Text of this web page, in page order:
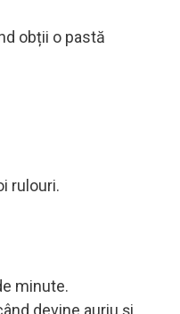
obții o pastă
rulouri.
minute.
devine auriu și